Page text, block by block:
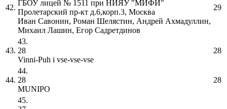
42.
ГБОУ лицей № 1511 при НИЯУ "МИФИ"
Пролетарский пр-кт д.6,корп.3, Москва
Иван Савонин, Роман Шелястин, Андрей Ахмадуллин,
Михаил Лашин, Егор Садретдинов
29
43.
43.
28
Vinni-Puh i vse-vse-vse
28
44.
44.
28
MUNIPO
28
45.